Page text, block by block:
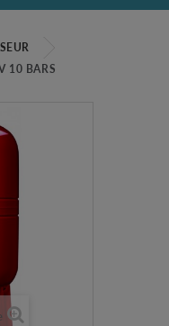
10 BARS